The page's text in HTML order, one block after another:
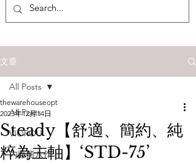
文章
All Posts
VIOROU
內藤熊八作
All Posts
Steady【舒適、簡約、純
粹為主軸】‘STD-75’
thewarehouseopt
2023年12月14日